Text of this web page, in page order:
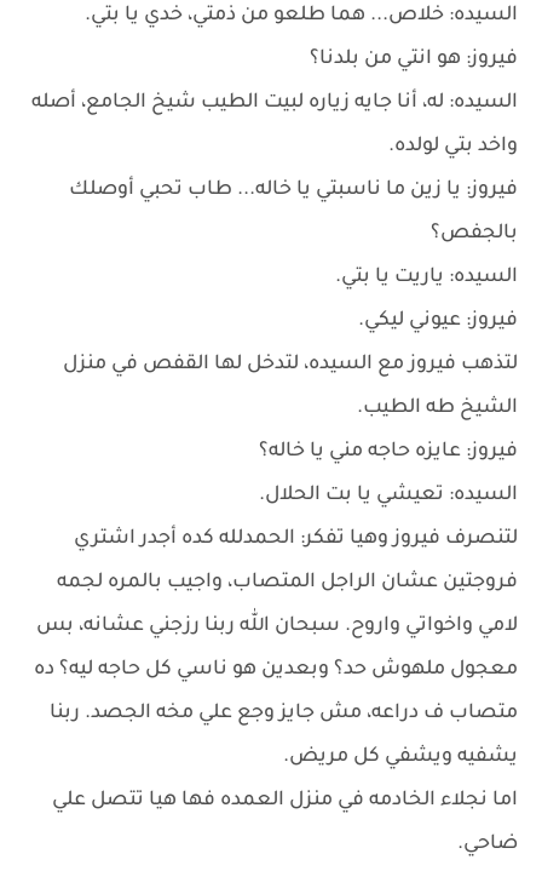
السيده: خلاص... هما طلعو من ذمتي، خدي يا بتي.
فيروز: هو انتي من بلدنا؟
السيده: له، أنا جايه زياره لبيت الطيب شيخ الجامع، أصله
واخد بتي لولده.
فيروز: يا زين ما ناسبتي يا خاله... طاب تحبي أوصلك
بالجفص؟
السيده: ياريت يا بتي.
فيروز: عيوني ليكي.
لتذهب فيروز مع السيده، لتدخل لها القفص في منزل
الشيخ طه الطيب.
فيروز: عايزه حاجه مني يا خاله؟
السيده: تعيشي يا بت الحلال.
لتنصرف فيروز وهيا تفكر: الحمدلله كده أجدر اشتري
فروجتين عشان الراجل المتصاب، واجيب بالمره لجمه
لامي واخواتي واروح. سبحان الله ربنا رزجني عشانه، بس
معجول ملهوش حد؟ وبعدين هو ناسي كل حاجه ليه؟ ده
متصاب ف دراعه، مش جايز وجع علي مخه الجصد. ربنا
يشفيه ويشفي كل مريض.
اما نجلاء الخادمه في منزل العمده فها هيا تتصل علي
ضاحي.